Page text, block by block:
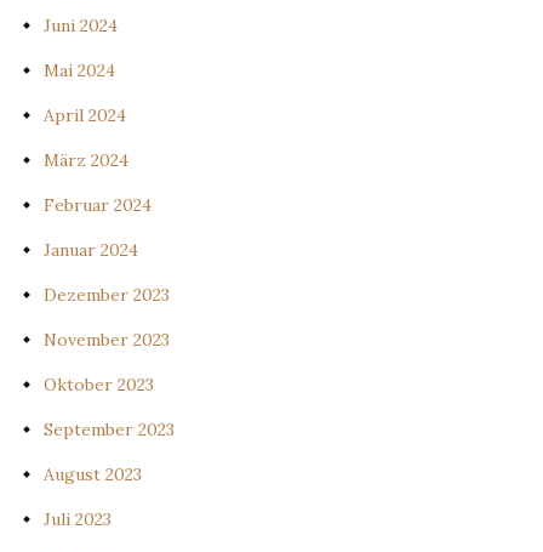
Juni 2024
Mai 2024
April 2024
März 2024
Februar 2024
Januar 2024
Dezember 2023
November 2023
Oktober 2023
September 2023
August 2023
Juli 2023